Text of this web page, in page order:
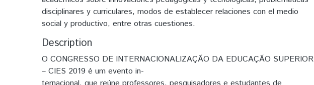
disciplinares y curriculares, modos de establecer relaciones con el medio
social y productivo, entre otras cuestiones.
Description
O CONGRESSO DE INTERNACIONALIZAÇÃO DA EDUCAÇÃO SUPERIOR
– CIES 2019 é um evento in-